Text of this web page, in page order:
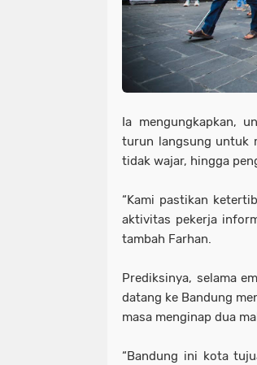
Ia mengungkapkan,
turun langsung untuk
tidak wajar, hingga
“Kami pastikan
aktivitas pekerja
tambah Farhan.
Prediksinya, selama
datang ke Bandung
masa menginap dua
“Bandung ini kota